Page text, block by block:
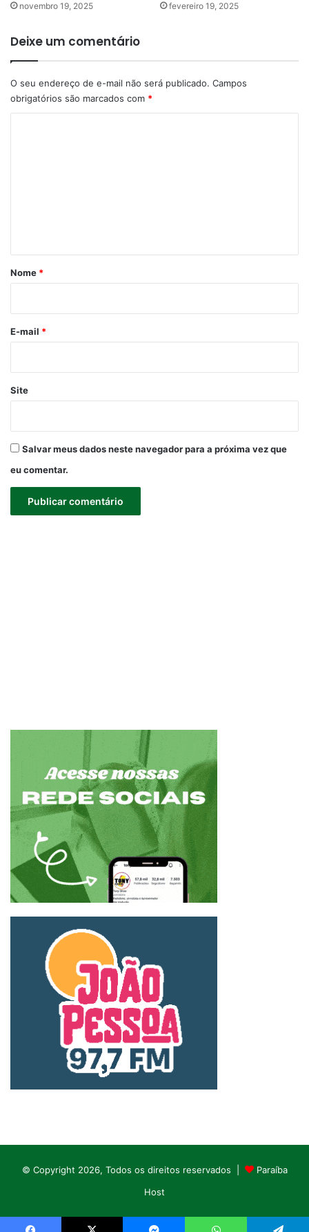
novembro 19, 2025 fevereiro 19, 2025
Deixe um comentário
O seu endereço de e-mail não será publicado. Campos
obrigatórios são marcados com *
r
*
Nome *
E-mail *
Site
Salvar meus dados neste navegador para a próxima vez que
eu comentar.
© Copyright 2026, Todos os direitos reservados |
Paraíba
Host